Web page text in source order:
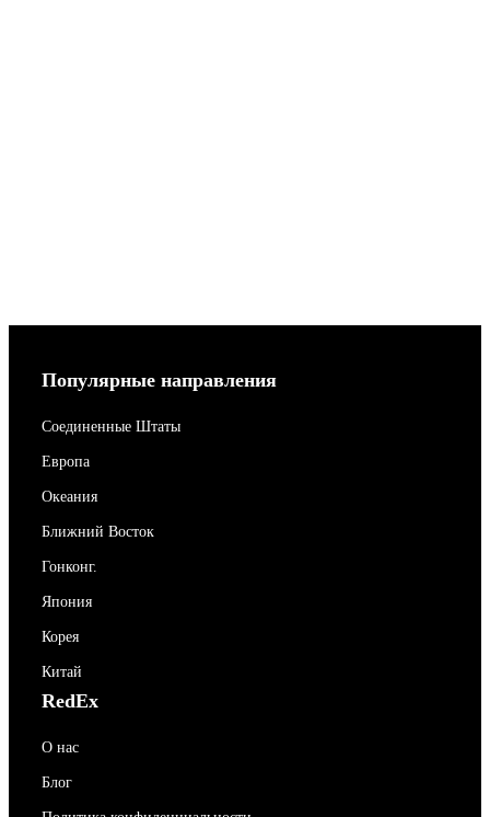
Популярные направления
Соединенные Штаты
Европа
Океания
Ближний Восток
Гонконг.
Япония
Корея
Китай
RedEx
О нас
Блог